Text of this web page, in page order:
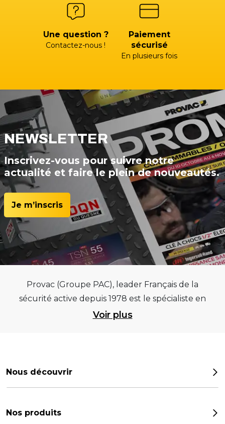
Une question ?
Contactez-nous !
Paiement
sécurisé
En plusieurs fois
NEWSLETTER
Inscrivez-vous pour suivre notre
actualité et faire le plein de nouveautés.
Je m’inscris
Provac (Groupe PAC), leader Français de la
sécurité active depuis 1978 est le spécialiste en
équipements pour garages et centres
meilleurs équipements sur des critères de
Provac propose une large gamme
Voir plus
Nous découvrir
Les chiffres
Nos produits